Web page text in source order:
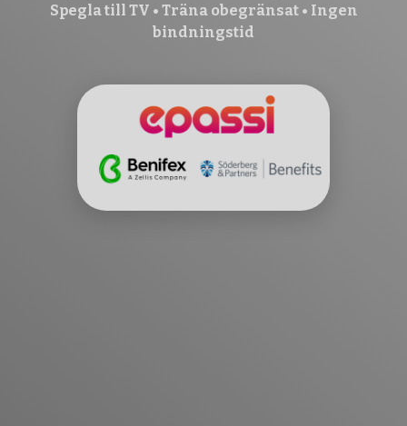
Spegla till TV • Träna obegränsat • Ingen
bindningstid